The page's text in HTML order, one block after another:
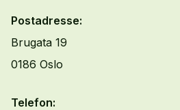
Postadresse:
Brugata 19
0186 Oslo
Telefon: